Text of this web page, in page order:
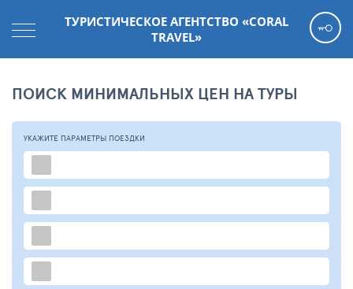
ТУРИСТИЧЕСКОЕ АГЕНТСТВО «CORAL
TRAVEL»
ПОИСК МИНИМАЛЬНЫХ ЦЕН НА ТУРЫ
УКАЖИТЕ ПАРАМЕТРЫ ПОЕЗДКИ